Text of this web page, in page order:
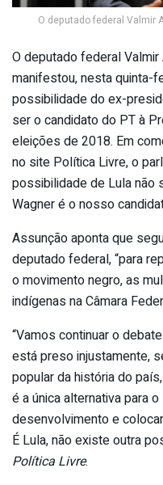
O deputado federal Valmir
O deputado federal
manifestou, nesta quinta-
possibilidade do ex-
ser o candidato do PT à
eleições de 2018. Em
no site Política Livre, o
possibilidade de Lula não
Wagner é o nosso
Assunção aponta que
deputado federal, “para
o movimento negro, as
indígenas na Câmara
“Vamos continuar o
está preso injustamente,
popular da história do
é a única alternativa para
desenvolvimento e
É Lula, não existe outra
Política Livre.